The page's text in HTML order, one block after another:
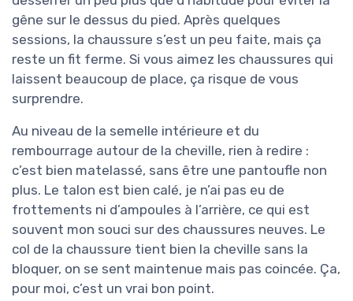
gêne sur le dessus du pied. Après quelques
sessions, la chaussure s’est un peu faite, mais ça
reste un fit ferme. Si vous aimez les chaussures qui
laissent beaucoup de place, ça risque de vous
surprendre.
Au niveau de la semelle intérieure et du
rembourrage autour de la cheville, rien à redire :
c’est bien matelassé, sans être une pantoufle non
plus. Le talon est bien calé, je n’ai pas eu de
frottements ni d’ampoules à l’arrière, ce qui est
souvent mon souci sur des chaussures neuves. Le
col de la chaussure tient bien la cheville sans la
bloquer, on se sent maintenue mais pas coincée. Ça,
pour moi, c’est un vrai bon point.